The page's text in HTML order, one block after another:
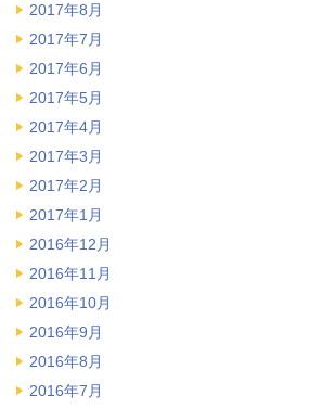
2017年8月
2017年7月
2017年6月
2017年5月
2017年4月
2017年3月
2017年2月
2017年1月
2016年12月
2016年11月
2016年10月
2016年9月
2016年8月
2016年7月